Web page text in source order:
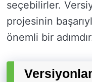
seçebilirler.
projesinin
önemli bir